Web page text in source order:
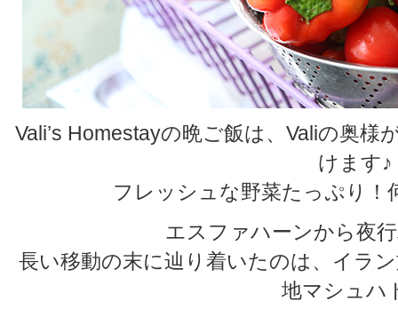
Vali’s Homestayの晩ご飯は、Valiの奥
けます♪
フレッシュな野菜たっぷり！
エスファハーンから夜
長い移動の末に辿り着いたのは、イラ
地マシュハ